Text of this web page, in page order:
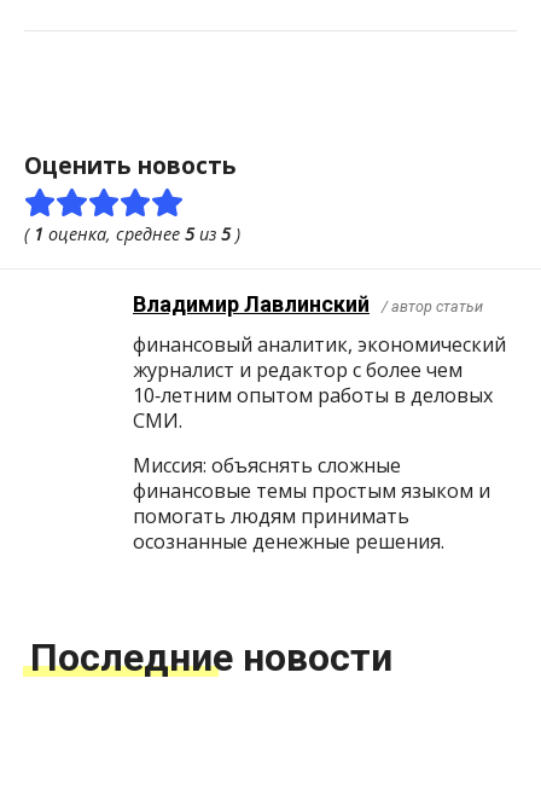
Оценить новость
( 1 оценка, среднее 5из 5)
Владимир Лавлинский / автор статьи
финансовый аналитик, экономический
журналист и редактор с более чем
10‑летним опытом работы в деловых
СМИ.
Миссия: объяснять сложные
финансовые темы простым языком и
помогать людям принимать
осознанные денежные решения.
Последние новости